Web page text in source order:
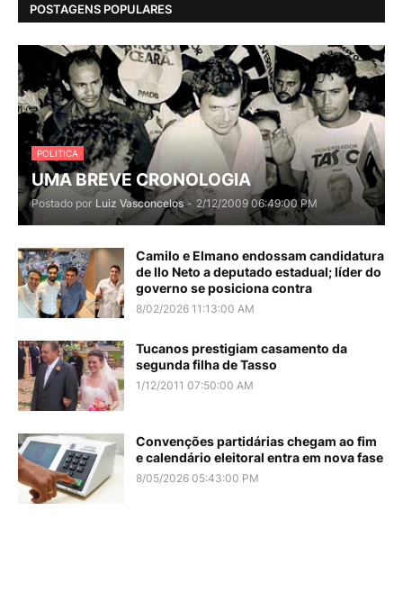
POSTAGENS POPULARES
POLITICA
UMA BREVE CRONOLOGIA
Postado por Luiz Vasconcelos - 2/12/2009 06:49:00 PM
Camilo e Elmano endossam candidatura
de Ilo Neto a deputado estadual; líder do
governo se posiciona contra
8/02/2026 11:13:00 AM
Tucanos prestigiam casamento da
segunda filha de Tasso
1/12/2011 07:50:00 AM
Convenções partidárias chegam ao fim
e calendário eleitoral entra em nova fase
8/05/2026 05:43:00 PM